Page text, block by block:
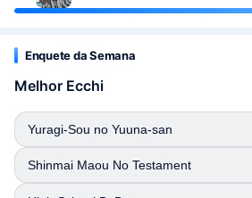
Enquete da Semana
Melhor Ecchi
Yuragi-Sou no Yuuna-san
Shinmai Maou No Testament